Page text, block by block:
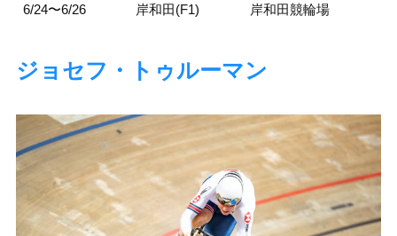
6/24〜6/26 岸和田(F1) 岸和田競輪場
ジョセフ・トゥルーマン